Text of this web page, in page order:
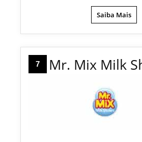
Saiba Mais
7 Mr. Mix Milk